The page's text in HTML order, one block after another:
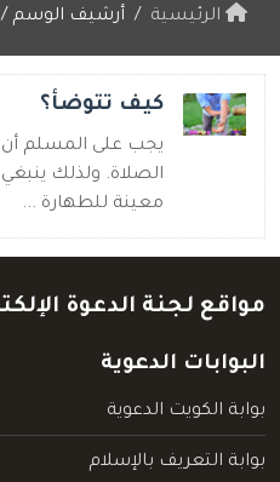
الرئيسية أرشيف الوسم
كيف تتوضأ؟
يجب على المسلم
الصلاة. ولذلك
معينة للطهارة ...
مواقع لجنة الدعوة
البوابات الدعوية
بوابة الكويت الدعوية
بوابة التعريف بالإسلام